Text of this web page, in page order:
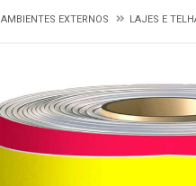
AMBIENTES EXTERNOS LAJES E